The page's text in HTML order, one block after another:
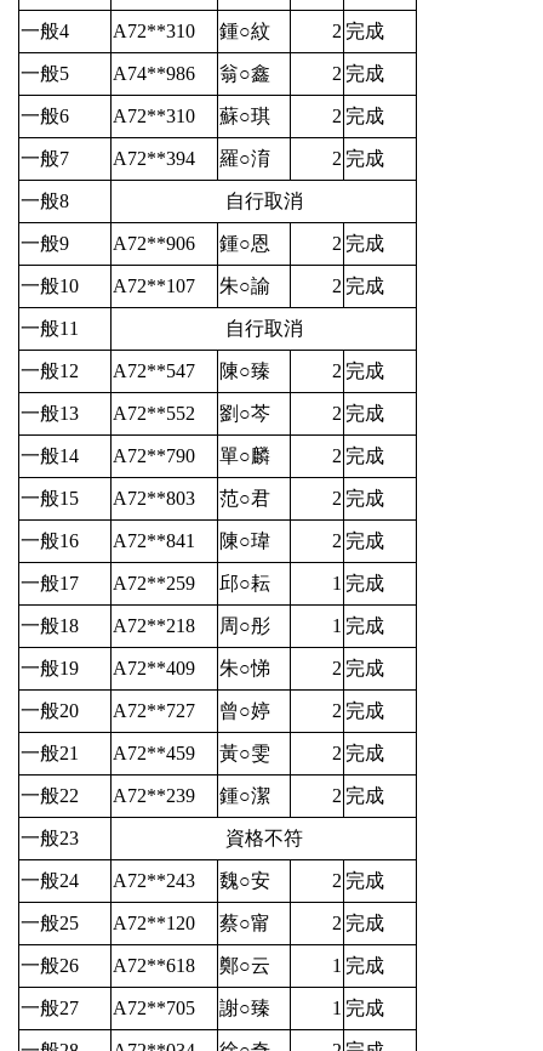
一般4 A72**310 鍾○紋 2 完成
一般5 A74**986 翁○鑫 2 完成
一般6 A72**310 蘇○琪 2 完成
一般7 A72**394 羅○淯 2 完成
一般8 自行取消
一般9 A72**906 鍾○恩 2 完成
一般10 A72**107 朱○諭 2 完成
一般11 自行取消
一般12 A72**547 陳○臻 2 完成
一般13 A72**552 劉○芩 2 完成
一般14 A72**790 單○麟 2 完成
一般15 A72**803 范○君 2 完成
一般16 A72**841 陳○瑋 2 完成
一般17 A72**259 邱○耘 1 完成
一般18 A72**218 周○彤 1 完成
一般19 A72**409 朱○悌 2 完成
一般20 A72**727 曾○婷 2 完成
一般21 A72**459 黃○雯 2 完成
一般22 A72**239 鍾○潔 2 完成
一般23 資格不符
一般24 A72**243 魏○安 2 完成
一般25 A72**120 蔡○甯 2 完成
一般26 A72**618 鄭○云 1 完成
一般27 A72**705 謝○臻 1 完成